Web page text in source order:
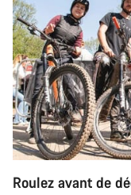
Roulez avant de